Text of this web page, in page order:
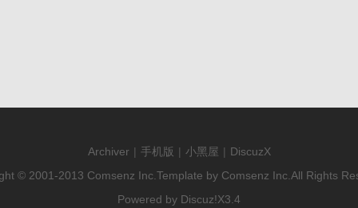
Archiver | 手机版 | 小黑屋 | DiscuzX
© 2001-2013 Comsenz Inc. Template by Comsenz Inc. All Rights
Powered by Discuz!X3.4